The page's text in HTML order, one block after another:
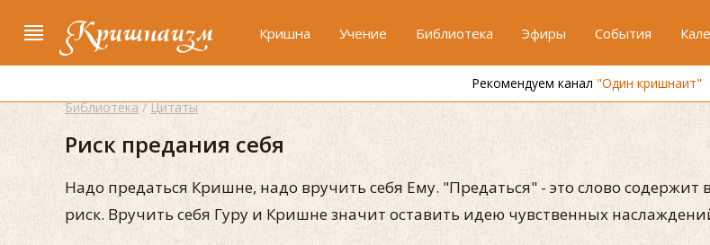
Кришнаизм Кришна Учение Библиотека Эфиры События
Рекомендуем канал "Один кришнаит"
Библиотека/Цитаты
Риск предания себя
Надо предаться Кришне, надо вручить себя Ему. "Предаться" - это слово
риск. Вручить себя Гуру и Кришне значит оставить идею чувственных